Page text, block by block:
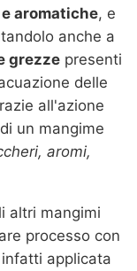
aromatiche, e
anche a
grezze presenti
delle
all'azione
un mangime
aromi,
altri mangimi
processo con
applicata